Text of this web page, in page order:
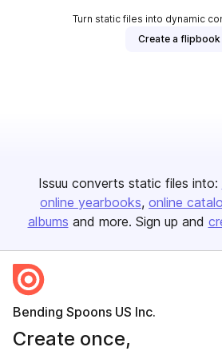
Turn static files into dynamic
Create a flipbook
Issuu converts static files into:
online yearbooks online
albums and more. Sign up and
Bending Spoons US Inc.
Create once,